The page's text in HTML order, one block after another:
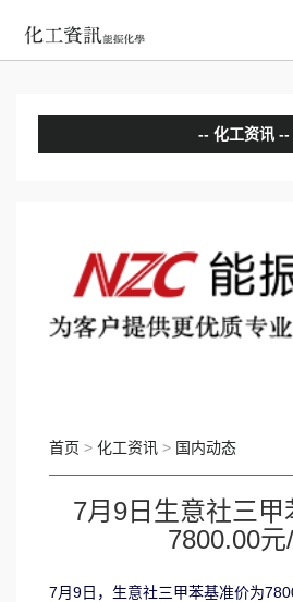
化工资讯
国际动态
首页 > 化工资讯 > 国内动态
7月9日生意社三甲
7800.00元
7月9日，生意社三甲苯基准价为